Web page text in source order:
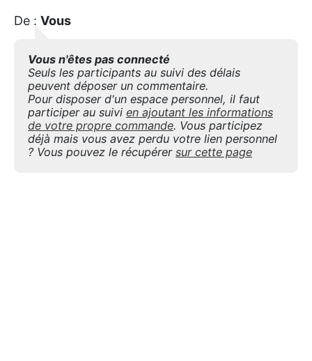
De : Vous
Vous n'êtes pas connecté
Seuls les participants au suivi des délais
peuvent déposer un commentaire.
Pour disposer d'un espace personnel, il faut
participer au suivi en ajoutant les informations
de votre propre commande. Vous participez
déjà mais vous avez perdu votre lien personnel
? Vous pouvez le récupérer sur cette page